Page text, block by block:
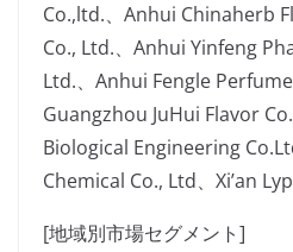
Co.,ltd.、Anhui Chinaherb
Co., Ltd.、Anhui Yinfeng
Ltd.、Anhui Fengle Perfume
Guangzhou JuHui Flavor
Biological Engineering
Chemical Co., Ltd、Xi’an
[地域別市場セグメント]